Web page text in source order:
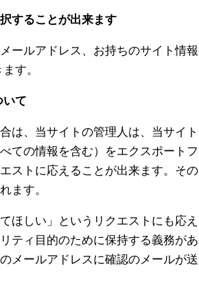
することが出来ます
ールアドレス、お持ちのサイト情報
す。
いて
は、当サイトの管理人は、当サイト
ての情報を含む）をエクスポートフ
ストに応えることが出来ます。その
ます。
ほしい」というリクエストにも応え
ティ目的のために保持する義務があ
メールアドレスに確認のメールが送